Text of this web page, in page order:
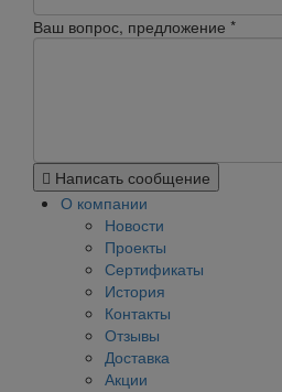
Ваш вопрос, предложение *
Написать сообщение
О компании
Новости
Проекты
Сертификаты
История
Контакты
Отзывы
Доставка
Акции